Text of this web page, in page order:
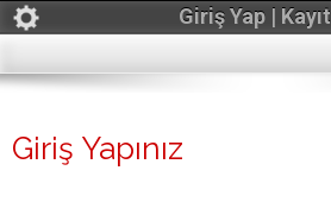
Giriş Yap |
Giriş Yapınız